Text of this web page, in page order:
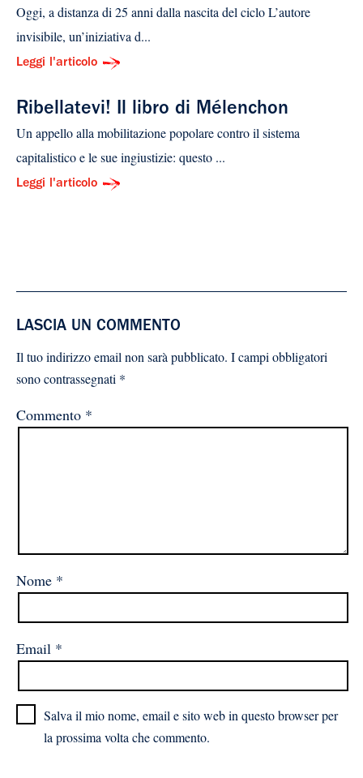
Oggi, a distanza di 25 anni dalla nascita del ciclo L’autore
invisibile, un’iniziativa d...
Leggi l'articolo
Ribellatevi! Il libro di Mélenchon
Un appello alla mobilitazione popolare contro il sistema
capitalistico e le sue ingiustizie: questo ...
Leggi l'articolo
LASCIA UN COMMENTO
Il tuo indirizzo email non sarà pubblicato. I campi obbligatori
sono contrassegnati *
Commento *
Nome *
Email *
Salva il mio nome, email e sito web in questo browser per
la prossima volta che commento.